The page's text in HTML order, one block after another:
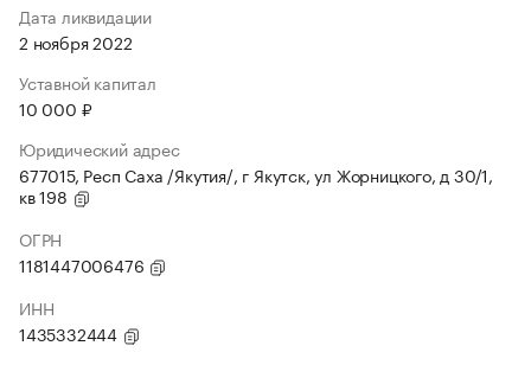
Дата ликвидации
2 ноября 2022
Уставной капитал
10 000 ₽
Юридический адрес
677015, Респ Саха /Якутия/, г Якутск, ул Жорницкого, д 30/1,
кв 198
ОГРН
1181447006476
ИНН
1435332444